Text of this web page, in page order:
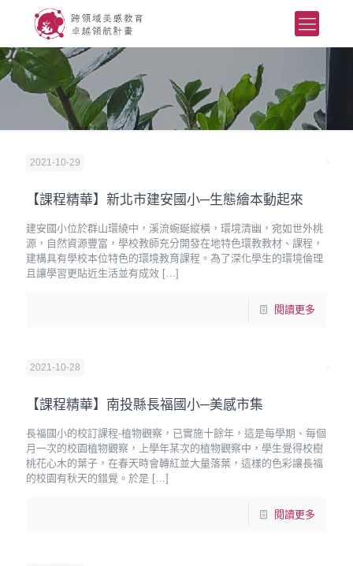
2021-10-29
【課程精華】新北市建安國小─生態繪本動起來
建安國小位於群山環繞中，溪流蜿蜒縱橫，環境清幽，宛如世外桃
源，自然資源豐富，學校教師充分開發在地特色環教教材、課程，
建構具有學校本位特色的環境教育課程。為了深化學生的環境倫理
且讓學習更貼近生活並有成效 […]
閱讀更多
2021-10-28
【課程精華】南投縣長福國小─美感市集
長福國小的校訂課程-植物觀察，已實施十餘年，這是每學期、每個
月一次的校園植物觀察，上學年某次的植物觀察中，學生覺得校樹
桃花心木的葉子，在春天時會轉紅並大量落葉，這樣的色彩讓長福
的校園有秋天的錯覺。於是 […]
閱讀更多